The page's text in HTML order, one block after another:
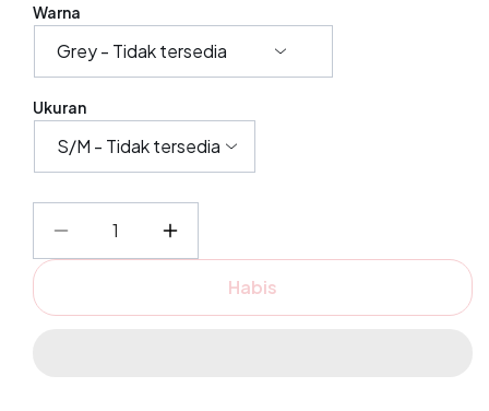
Warna
Ukuran
Kurangi
jumlah
Kelly
Tambah
jumlah
Kelly
Habis